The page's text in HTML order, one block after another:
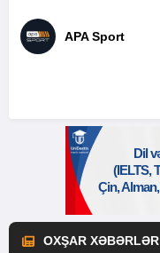
APA Sport
OXŞAR XƏBƏRLƏR